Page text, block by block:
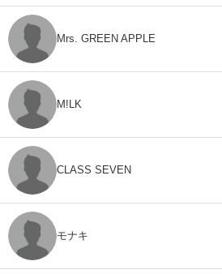
Mrs. GREEN APPLE
M!LK
CLASS SEVEN
モナキ